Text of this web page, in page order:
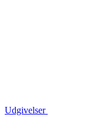
Udgivelser